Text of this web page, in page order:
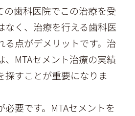
の歯科医院でこの治療を受
なく、治療を行える歯科医
る点がデメリットです。治
、MTAセメント治療の実績
探すことが重要になりま
必要です。MTAセメントを